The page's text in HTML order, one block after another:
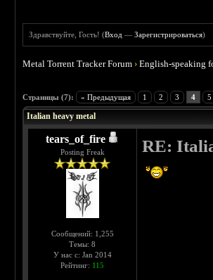
Здравствуйте, Гость! (Вход —Зарегистрироваться)
Metal Torrent Tracker Forum ›English-speaking
Страницы (7): « Предыдущая 1 2 3 4 5
Italian heavy metal
tears_of_fire
Posting Freak
Сообщений: 1,255
Темы: 8
У нас с: Jan 2014
Рейтинг: 115
RE: